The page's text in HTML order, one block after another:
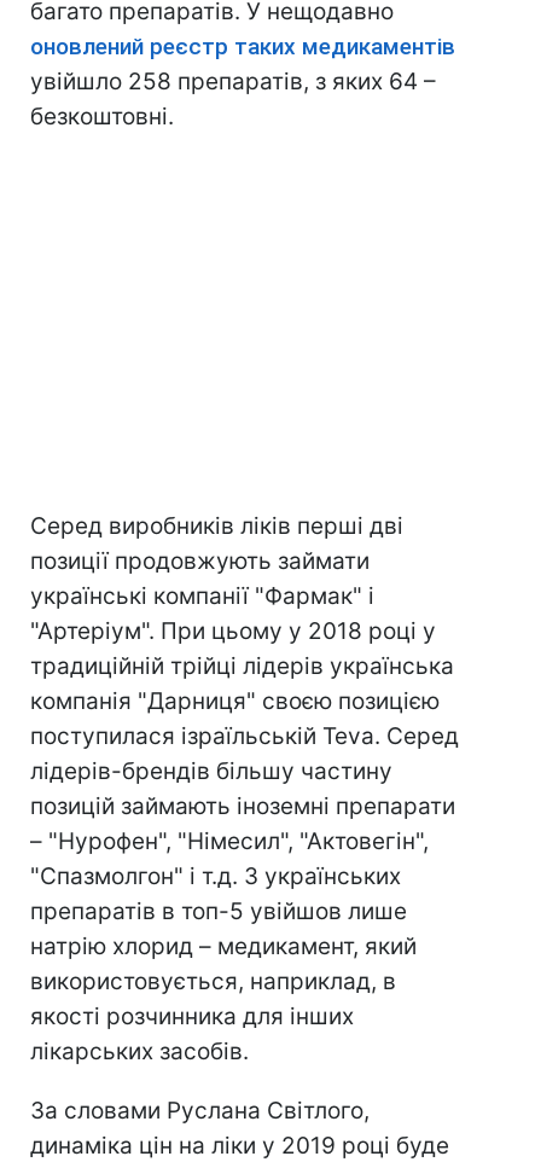
багато препаратів. У нещодавно
оновлений реєстр таких медикаментів
увійшло 258 препаратів, з яких 64 –
безкоштовні.
Серед виробників ліків перші дві
позиції продовжують займати
українські компанії "Фармак" і
"Артеріум". При цьому у 2018 році у
традиційній трійці лідерів українська
компанія "Дарниця" своєю позицією
поступилася ізраїльській Teva. Серед
лідерів-брендів більшу частину
позицій займають іноземні препарати
– "Нурофен", "Німесил", "Актовегін",
"Спазмолгон" і т.д. З українських
препаратів в топ-5 увійшов лише
натрію хлорид – медикамент, який
використовується, наприклад, в
якості розчинника для інших
лікарських засобів.
За словами Руслана Світлого,
динаміка цін на ліки у 2019 році буде